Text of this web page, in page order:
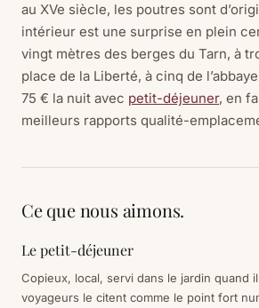
au XVe siècle, les poutres sont
intérieur est une surprise en plein
vingt mètres des berges du Tarn, à
place de la Liberté, à cinq de
75 € la nuit avec petit-déjeuner, en
meilleurs rapports qualité-
Ce que nous aimons.
Le petit-déjeuner
Copieux, local, servi dans le jardin quand
voyageurs le citent comme le point fort